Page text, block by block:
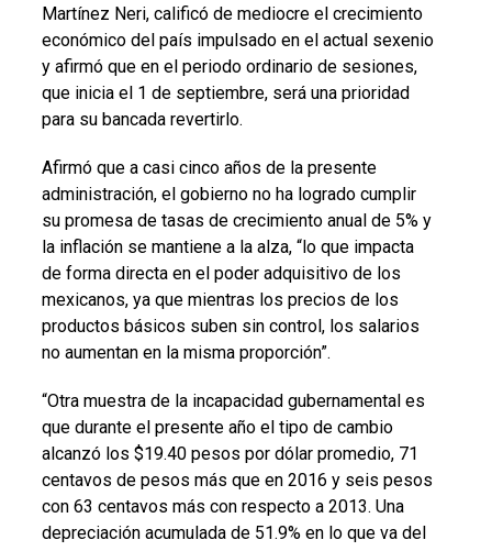
Martínez Neri, calificó de mediocre el crecimiento
económico del país impulsado en el actual sexenio
y afirmó que en el periodo ordinario de sesiones,
que inicia el 1 de septiembre, será una prioridad
para su bancada revertirlo.
Afirmó que a casi cinco años de la presente
administración, el gobierno no ha logrado cumplir
su promesa de tasas de crecimiento anual de 5% y
la inflación se mantiene a la alza, “lo que impacta
de forma directa en el poder adquisitivo de los
mexicanos, ya que mientras los precios de los
productos básicos suben sin control, los salarios
no aumentan en la misma proporción”.
“Otra muestra de la incapacidad gubernamental es
que durante el presente año el tipo de cambio
alcanzó los $19.40 pesos por dólar promedio, 71
centavos de pesos más que en 2016 y seis pesos
con 63 centavos más con respecto a 2013. Una
depreciación acumulada de 51.9% en lo que va del